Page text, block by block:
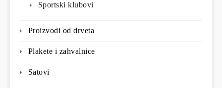
Sportski klubovi
Proizvodi od drveta
Plakete i zahvalnice
Satovi